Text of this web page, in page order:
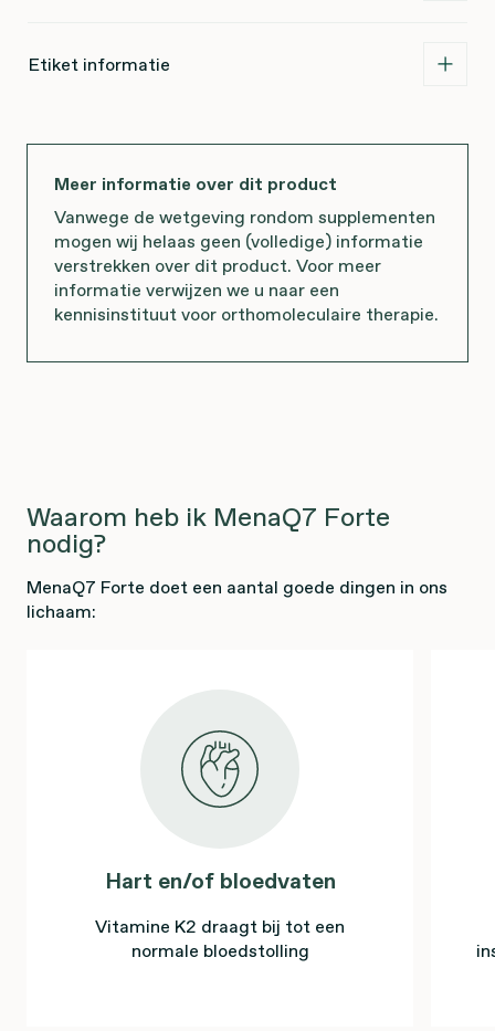
Etiket informatie
Meer informatie over dit product
Vanwege de wetgeving rondom supplementen
mogen wij helaas geen (volledige) informatie
verstrekken over dit product. Voor meer
informatie verwijzen we u naar een
kennisinstituut voor orthomoleculaire therapie.
Waarom heb ik MenaQ7 Forte
nodig?
MenaQ7 Forte doet een aantal goede dingen in ons
lichaam:
Hart en/of bloedvaten
Vitamine K2 draagt bij tot een
normale bloedstolling